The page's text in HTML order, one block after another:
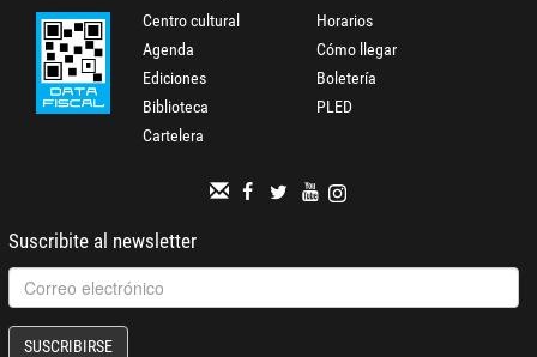
Centro cultural
Agenda
Ediciones
Biblioteca
Cartelera
Horarios
Cómo llegar
Boletería
PLED
Suscribite al newsletter
SUSCRIBIRSE